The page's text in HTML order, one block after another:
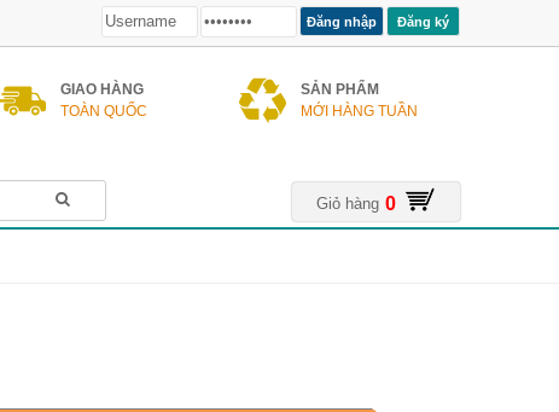
Đăng ký
GIAO HÀNG
TOÀN QUỐC
SẢN PHẨM
MỚI HÀNG TUẦN
Giỏ hàng 0